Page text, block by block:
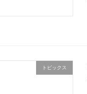
トピックス